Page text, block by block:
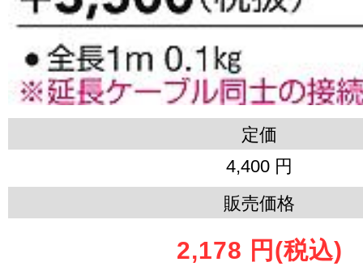
定価
4,400 円
販売価格
2,178 円 (税込)